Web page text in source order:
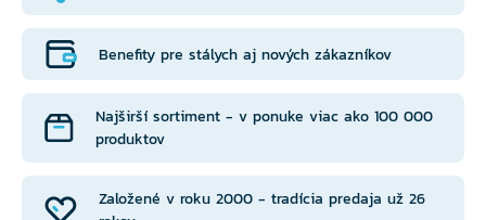
Založené v roku 2000 - tradícia predaja už 26
Benefity pre stálych aj nových zákazníkov
Najširší sortiment - v ponuke viac ako 100 000
produktov